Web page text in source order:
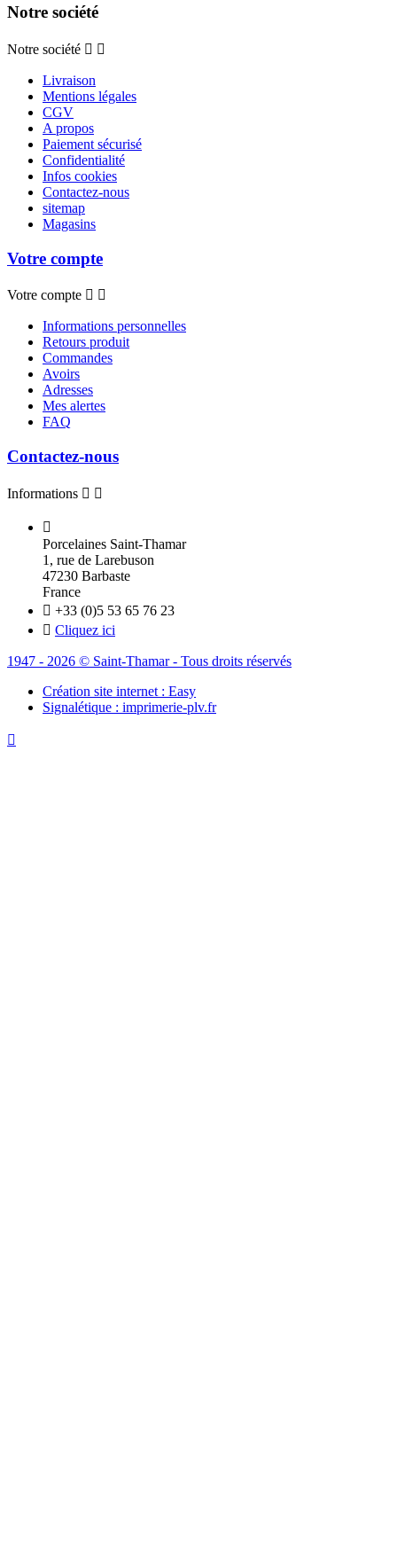
Notre société
Notre société  
Livraison
Mentions légales
CGV
A propos
Paiement sécurisé
Confidentialité
Infos cookies
Contactez-nous
sitemap
Magasins
Votre compte
Votre compte  
Informations personnelles
Retours produit
Commandes
Avoirs
Adresses
Mes alertes
FAQ
Contactez-nous
Informations  

Porcelaines Saint-Thamar
1, rue de Larebuson
47230 Barbaste
France
 +33 (0)5 53 65 76 23
 Cliquez ici
1947 - 2026 © Saint-Thamar - Tous droits réservés
Création site internet : Easy
Signalétique : imprimerie-plv.fr
